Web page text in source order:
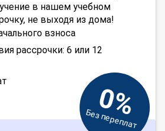
в нашем учебном
не выходя из дома!
взноса
рассрочки: 6 или 12
0%
Без переплат